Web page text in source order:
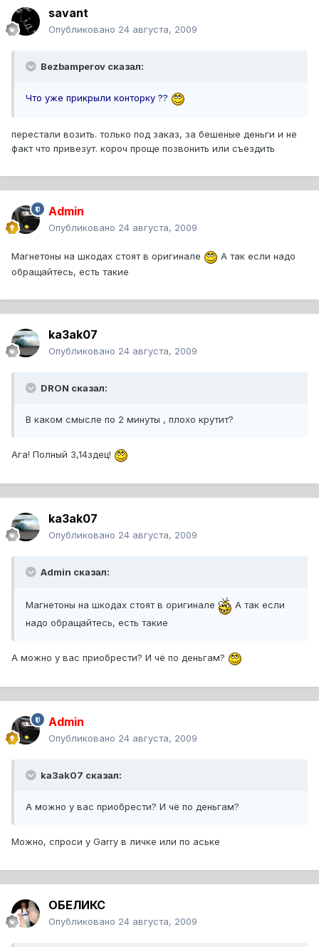
savant
Опубликовано 24 августа, 2009
Bezbamperov сказал:
Что уже прикрыли конторку ??
перестали возить. только под заказ, за бешеные деньги и не
факт что привезут. короч проще позвонить или съездить
Admin
Опубликовано 24 августа, 2009
Магнетоны на шкодах стоят в оригинале
А так если надо
обращайтесь, есть такие
ka3ak07
Опубликовано 24 августа, 2009
DRON сказал:
В каком смысле по 2 минуты , плохо крутит?
Ага! Полный 3,14здец!
ka3ak07
Опубликовано 24 августа, 2009
Admin сказал:
Магнетоны на шкодах стоят в оригинале
А так если
надо обращайтесь, есть такие
А можно у вас приобрести? И чё по деньгам?
Admin
Опубликовано 24 августа, 2009
ka3ak07 сказал:
А можно у вас приобрести? И чё по деньгам?
Можно, спроси у Garry в личке или по аське
ОБЕЛИКС
Опубликовано 24 августа, 2009